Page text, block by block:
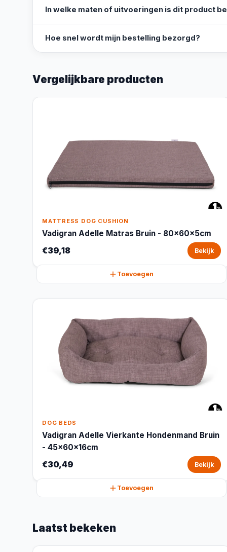
In welke maten of uitvoeringen is dit product
Hoe snel wordt mijn bestelling bezorgd?
Vergelijkbare producten
MATTRESS DOG CUSHION
Vadigran Adelle Matras Bruin - 80x60x5cm
€39,18 Bekijk
Toevoegen
DOG BEDS
Vadigran Adelle Vierkante Hondenmand Bruin
- 45x60x16cm
€30,49 Bekijk
Toevoegen
Laatst bekeken